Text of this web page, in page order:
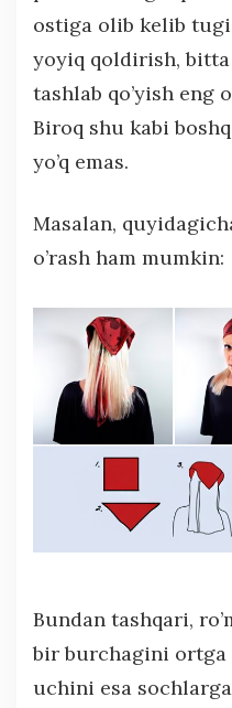
ostiga olib kelib
yoyiq qoldirish,
tashlab qo’yish eng
Biroq shu kabi
yo’q emas.
Masalan,
o’rash ham mumkin:
Bundan tashqari,
bir burchagini ortga
uchini esa